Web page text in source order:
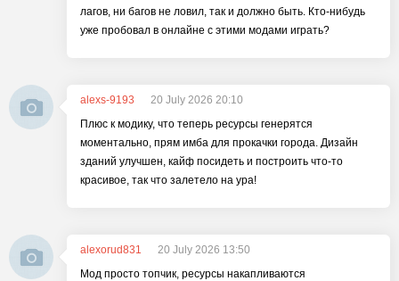
лагов, ни багов не ловил, так и должно быть. Кто-нибудь
уже пробовал в онлайне с этими модами играть?
alexs-9193
20 July 2026 20:10
Плюс к модику, что теперь ресурсы генерятся
моментально, прям имба для прокачки города. Дизайн
зданий улучшен, кайф посидеть и построить что-то
красивое, так что залетело на ура!
alexorud831
20 July 2026 13:50
Мод просто топчик, ресурсы накапливаются